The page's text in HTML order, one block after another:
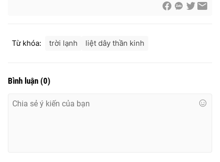
Từ khóa: trời lạnh liệt dây thần kinh
Bình luận (0)